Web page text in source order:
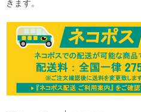
きます。